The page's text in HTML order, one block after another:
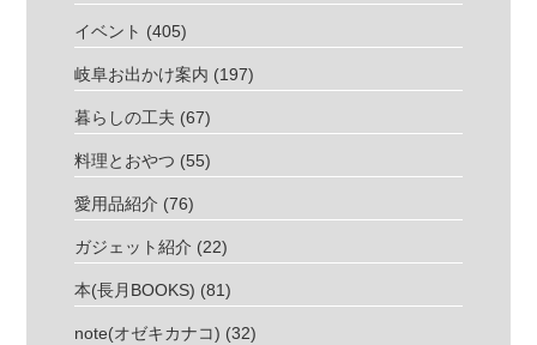
イベント (405)
岐阜お出かけ案内 (197)
暮らしの工夫 (67)
料理とおやつ (55)
愛用品紹介 (76)
ガジェット紹介 (22)
本(長月BOOKS) (81)
note(オゼキカナコ) (32)